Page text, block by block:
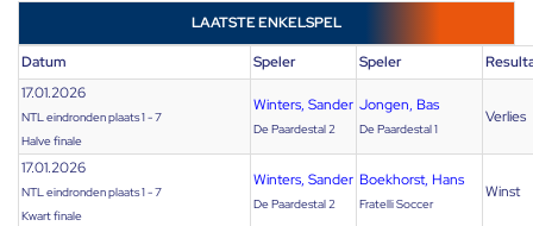
LAATSTE ENKELSPEL
Datum Speler Speler
17.01.2026
NTL eindronden plaats 1 - 7
Halve finale
Winters, Sander
De Paardestal 2
Jongen, Bas
De Paardestal 1
Verlies
17.01.2026
NTL eindronden plaats 1 - 7
Kwart finale
Winters, Sander
De Paardestal 2
Boekhorst, Hans
Fratelli Soccer
Winst